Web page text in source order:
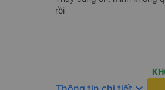
rồi